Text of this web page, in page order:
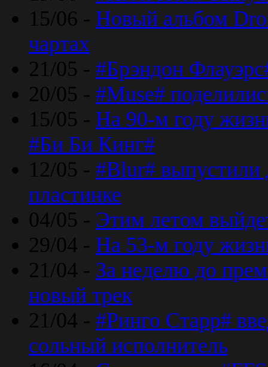
15/06 - Новый альбом
чартах
21/05 - #Брэндон
20/05 - #Muse#
15/05 - На 90-м году
#Би Би Кинг#
12/05 - #Blur# выпустили
пластинке
04/05 - Этим летом
29/04 - На 53-м году
21/04 - За неделю до
новый трек
21/04 - #Ринго Старр#
сольный исполнитель